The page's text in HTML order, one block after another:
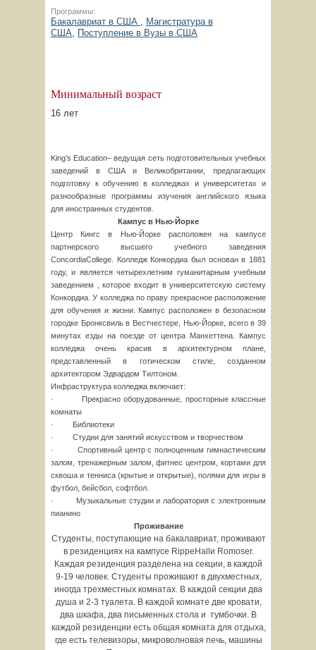
Программы:
Бакалавриат в США , Магистратура в
США, Поступление в Вузы в США
Минимальный возраст
16 лет
King’s Education– ведущая сеть подготовительных учебных
заведений в США и Великобритании, предлагающих
подготовку к обучению в колледжах и университетах и
разнообразные программы изучения английского языка
для иностранных студентов.
Кампус в Нью-Йорке
Центр Кингс в Нью-Йорке расположен на кампусе
партнерского высшего учебного заведения
ConcordiaCollege. Колледж Конкордиа был основан в 1881
году, и является четырехлетним гуманитарным учебным
заведением , которое входит в университетскую систему
Конкордиа. У колледжа по праву прекрасное расположение
для обучения и жизни. Кампус расположен в безопасном
городке Бронксвиль в Вестчестере, Нью-Йорке, всего в 39
минутах езды на поезде от центра Манхеттена. Кампус
колледжа очень красив в архитектурном плане,
представленный в готическом стиле, созданном
архитектором Эдвардом Тилтоном.
Инфраструктура колледжа включает:
· Прекрасно оборудованные, просторные классные
комнаты
· Библиотеки
· Студии для занятий искусством и творчеством
· Спортивный центр с полноценным гимнастическим
залом, тренажерным залом, фитнес центром, кортами для
сквоша и тенниса (крытые и открытые), полями для игры в
футбол, бейсбол, софтбол.
· Музыкальные студии и лаборатория с электронным
пианино
Проживание
Студенты, поступающие на бакалавриат, проживают
в резиденциях на кампусе RippeHallи Romoser.
Каждая резиденция разделена на секции, в каждой
9-19 человек. Студенты проживают в двухместных,
иногда трехместных комнатах. В каждой секции два
душа и 2-3 туалета. В каждой комнате две кровати,
два шкафа, два письменных стола и тумбочки. В
каждой резиденции есть общая комната для отдыха,
где есть телевизоры, микроволновая печь, машины